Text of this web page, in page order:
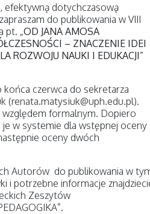
efektywną dotychczasową
do publikowania w VIII
pt. „OD JANA AMOSA
– ZNACZENIE IDEI
ROZWOJU NAUKI I EDUKACJI”
końca czerwca do sekretarza
(renata.matysiuk@uph.edu.pl).
formalnym. Dopiero
w systemie dla wstępnej oceny
oceny dwóch
Autorów do publikowania w
i potrzebne informacje
Zeszytów